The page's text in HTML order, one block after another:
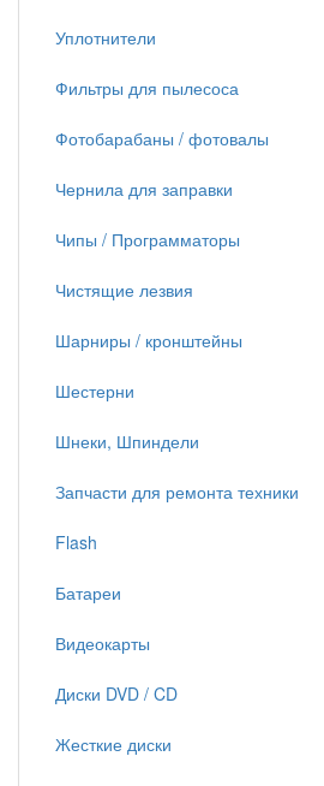
Уплотнители
Фильтры для пылесоса
Фотобарабаны / фотовалы
Чернила для заправки
Чипы / Программаторы
Чистящие лезвия
Шарниры / кронштейны
Шестерни
Шнеки, Шпиндели
Запчасти для ремонта техники
Flash
Батареи
Видеокарты
Диски DVD / CD
Жесткие диски